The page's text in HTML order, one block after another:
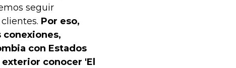
seguir
Por eso,
conexiones,
con Estados
conocer 'El